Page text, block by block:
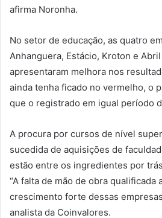
afirma Noronha.
No setor de educação, as quatro
Anhanguera, Estácio, Kroton e
apresentaram melhora nos
ainda tenha ficado no vermelho, o
que o registrado em igual período
A procura por cursos de nível
sucedida de aquisições de
estão entre os ingredientes por
“A falta de mão de obra qualificada
crescimento forte dessas
analista da Coinvalores.